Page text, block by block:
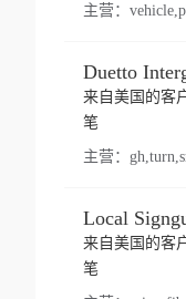
主营：
来自美国的客
笔
主营：
Local
来自美国的客
笔